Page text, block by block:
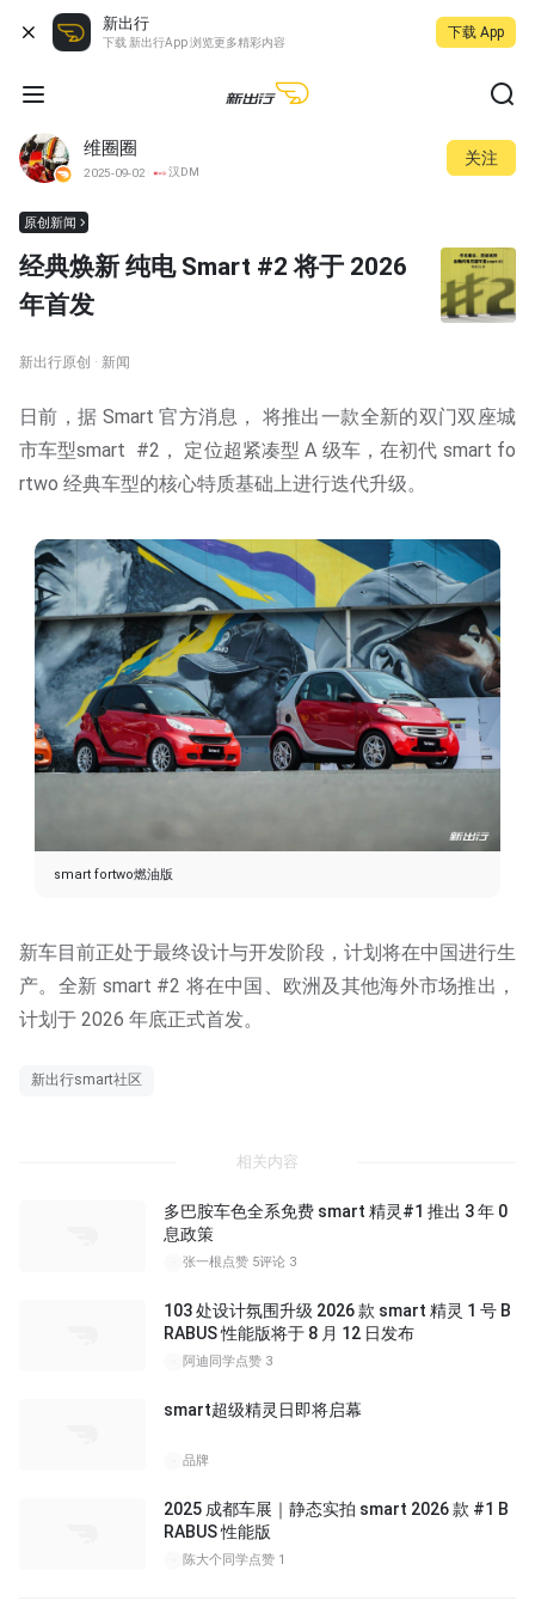
新出行
下载 新出行App 浏览更多精彩内容
下载 App
维圈圈
2025-09-02 汉DM
关注
原创新闻
经典焕新 纯电 Smart #2 将于 2026
年首发
新出行原创 · 新闻
日前，据 Smart 官方消息， 将推出一款全新的双门双座城
市车型smart #2， 定位超紧凑型 A 级车，在初代 smart fo
rtwo 经典车型的核心特质基础上进行迭代升级。
smart fortwo燃油版
新车目前正处于最终设计与开发阶段，计划将在中国进行生
产。全新 smart #2 将在中国、欧洲及其他海外市场推出，
计划于 2026 年底正式首发。
新出行smart社区
相关内容
多巴胺车色全系免费 smart 精灵#1 推出 3 年 0
息政策
张一根点赞 5评论 3
103 处设计氛围升级 2026 款 smart 精灵 1 号 B
RABUS 性能版将于 8 月 12 日发布
阿迪同学点赞 3
smart超级精灵日即将启幕
品牌
2025 成都车展｜静态实拍 smart 2026 款 #1 B
RABUS 性能版
陈大个同学点赞 1